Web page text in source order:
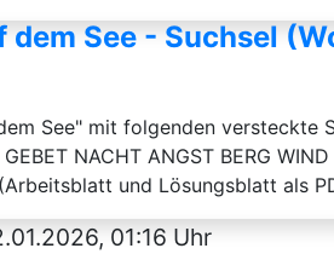
dem See - Suchsel
See" mit folgenden versteckte
GEBET NACHT ANGST BERG
und Lösungsblatt als
01:16 Uhr